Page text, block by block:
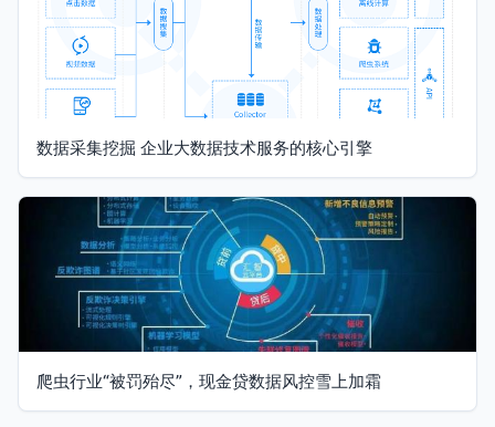
数据采集挖掘 企业大数据技术服务的核心引擎
爬虫行业“被罚殆尽”，现金贷数据风控雪上加霜